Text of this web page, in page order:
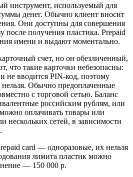
инструмент, используемый для
денег. Обычно клиент вносит
Они доступны для совершения
после получения пластика. Prepaid
имени и выдают моментально.
счет, но он обезличенный,
что такие карточки небезопасны:
не вводится PIN-код, поэтому
нельзя. Обычно предоплаченные
с торговой сетью. Баланс
российским рублям, или
оплачивать товары или
нескольких сетей, в зависимости
card — одноразовые, их нельзя
лимита пластик можно
— 150 000 р.